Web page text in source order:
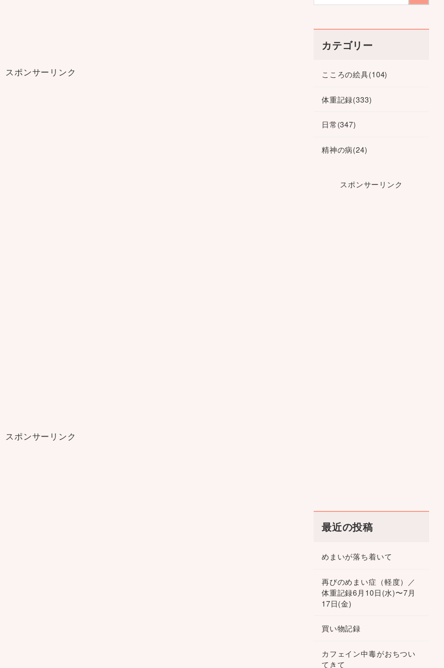
スポンサーリンク
スポンサーリンク
カテゴリー
こころの絵具(104)
体重記録(333)
日常(347)
精神の病(24)
スポンサーリンク
最近の投稿
めまいが落ち着いて
再びのめまい症（軽度）／
体重記録6月10日(水)〜7月
17日(金)
買い物記録
カフェイン中毒がおちつい
てきて